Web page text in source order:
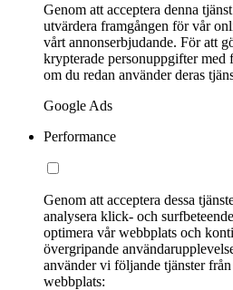
Genom att acceptera denna
utvärdera framgången för vår
vårt annonserbjudande. För att
krypterade personuppgifter med
om du redan använder deras
Google Ads
Performance
Genom att acceptera dessa
analysera klick- och
optimera vår webbplats och
övergripande
använder vi följande tjänster
webbplats: